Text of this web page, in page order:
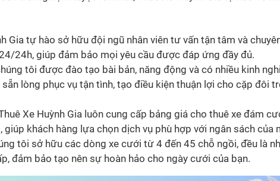
Gia tự hào sở hữu đội ngũ nhân viên tư vấn tận tâm và
24h, giúp đảm bảo mọi yêu cầu được đáp ứng đầy đủ.
tôi được đào tạo bài bản, năng động và có nhiều kinh
lòng phục vụ tận tình, tạo điều kiện thuận lợi cho cặp đôi
Xe Huỳnh Gia luôn cung cấp bảng giá cho thuê xe đám
khách hàng lựa chọn dịch vụ phù hợp với ngân sách của
tôi sở hữu các dòng xe cưới từ 4 đến 45 chỗ ngồi, đều là
đảm bảo tạo nên sự hoàn hảo cho ngày cưới của bạn.